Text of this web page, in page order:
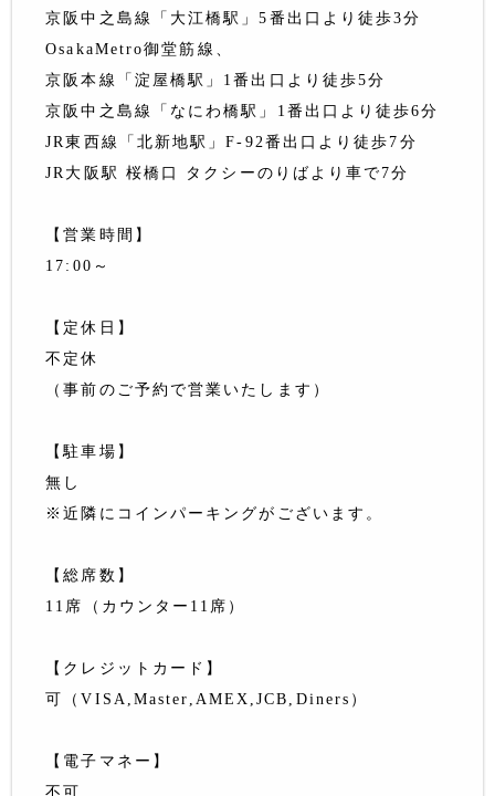
京阪中之島線「大江橋駅」5番出口より徒歩3分
OsakaMetro御堂筋線、
京阪本線「淀屋橋駅」1番出口より徒歩5分
京阪中之島線「なにわ橋駅」1番出口より徒歩6分
JR東西線「北新地駅」F-92番出口より徒歩7分
JR大阪駅 桜橋口 タクシーのりばより車で7分
【営業時間】
17:00～
【定休日】
不定休
（事前のご予約で営業いたします）
【駐車場】
無し
※近隣にコインパーキングがございます。
【総席数】
11席（カウンター11席）
【クレジットカード】
可（VISA,Master,AMEX,JCB,Diners）
【電子マネー】
不可